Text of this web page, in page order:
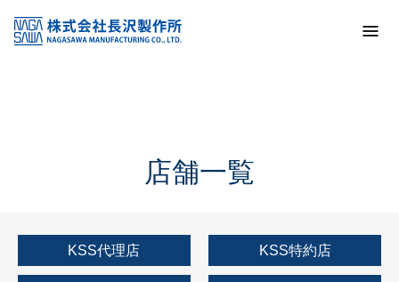
KSS加盟店・取扱店情報
店舗一覧
店舗一覧
KSS代理店 KSS特約店